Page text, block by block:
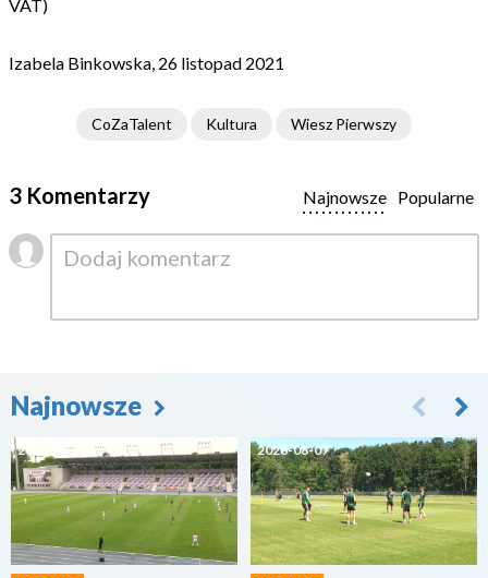
VAT)
Izabela Binkowska, 26 listopad 2021
CoZaTalent Kultura Wiesz Pierwszy
3 Komentarzy Popularne
Najnowsze
Najnowsze
2026-08-07 2026-08-07